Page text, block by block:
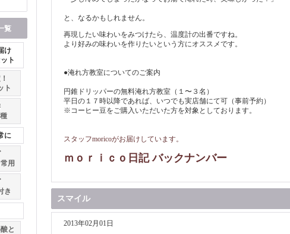
覧
け
ト
！
ト
琲
に
グ
用
グ
き
と
と、なるかもしれません。
再現したい味わいをみつけたら、温度計の出番ですね。
より好みの味わいを作りたいという方にオススメです。
●淹れ方教室についてのご案内
円錐ドリッパーの無料淹れ方教室（１〜３名）
平日の１７時以降であれば、いつでも実店舗にて可（事前予約）
※コーヒー豆をご購入いただいた方を対象としております。
スタッフmoricoがお届けしています。
ｍｏｒｉｃｏ日記 バックナンバー
スマイル
2013年02月01日